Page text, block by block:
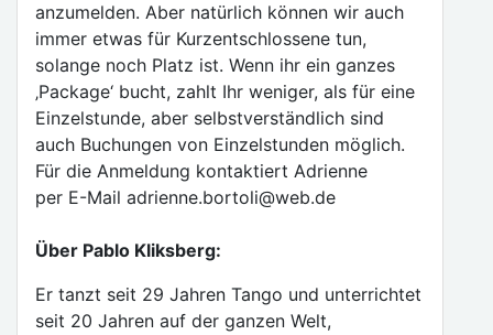
anzumelden. Aber natürlich können wir auch
immer etwas für Kurzentschlossene tun,
solange noch Platz ist. Wenn ihr ein ganzes
‚Package‘ bucht, zahlt Ihr weniger, als für eine
Einzelstunde, aber selbstverständlich sind
auch Buchungen von Einzelstunden möglich.
Für die Anmeldung kontaktiert Adrienne
per E-Mail adrienne.bortoli@web.de
Über Pablo Kliksberg:
Er tanzt seit 29 Jahren Tango und unterrichtet
seit 20 Jahren auf der ganzen Welt,